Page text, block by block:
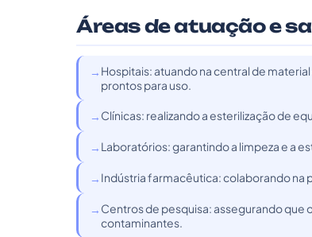
Áreas de atuação e
Hospitais: atuando na central de
prontos para uso.
Clínicas: realizando a esterilização de
Laboratórios: garantindo a limpeza e a
Indústria farmacêutica: colaborando na
Centros de pesquisa: assegurando que
contaminantes.